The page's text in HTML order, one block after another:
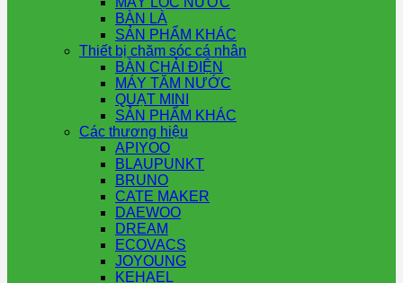
BÀN LÀ
SẢN PHẨM KHÁC
Thiết bị chăm sóc cá nhân
BÀN CHẢI ĐIỆN
MÁY TĂM NƯỚC
QUẠT MINI
SẢN PHẨM KHÁC
Các thương hiệu
APIYOO
BLAUPUNKT
BRUNO
CATE MAKER
DAEWOO
DREAM
ECOVACS
JOYOUNG
KEHAEL